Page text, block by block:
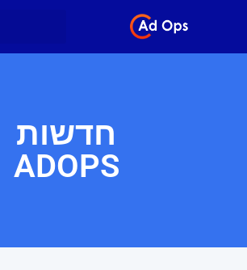
חדשות
ADOPS